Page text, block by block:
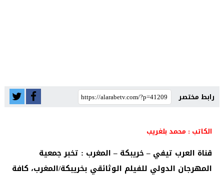
رابط مختصر
الكاتب : محمد بلغريب
قناة العرب تيفي – خريبكة – المغرب : تخبر جمعية
المهرجان الدولي للفيلم الوثائقي بخريبكة/المغرب، كافة